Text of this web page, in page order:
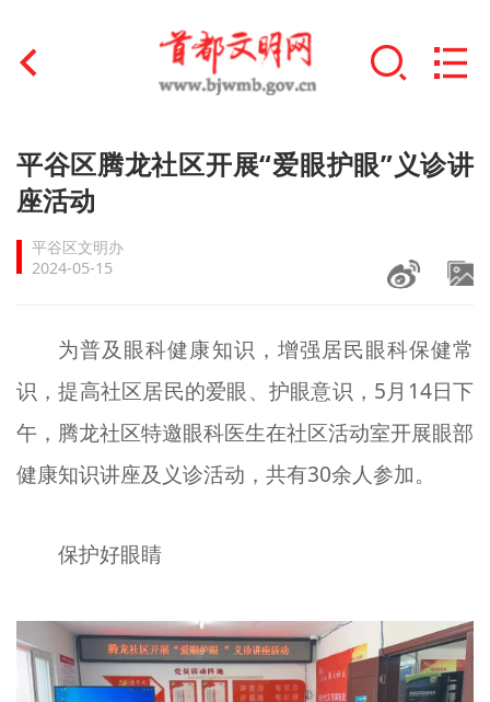
首页
文明创建
文明实践
未成年人思想道德建设
榜样人物
+
身边好人
北京宣传文化引导基金
宣传思想文化人才
专题
平谷区腾龙社区开展“爱眼护眼”义诊讲
座活动
平谷区文明办
2024-05-15
为普及眼科健康知识，增强居民眼科保健常
识，提高社区居民的爱眼、护眼意识，5月14日下
午，腾龙社区特邀眼科医生在社区活动室开展眼部
健康知识讲座及义诊活动，共有30余人参加。
保护好眼睛